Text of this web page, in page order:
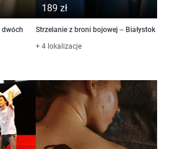
dwóch
189 zł
Strzelanie z broni bojowej – Białystok
+ 4 lokalizacje